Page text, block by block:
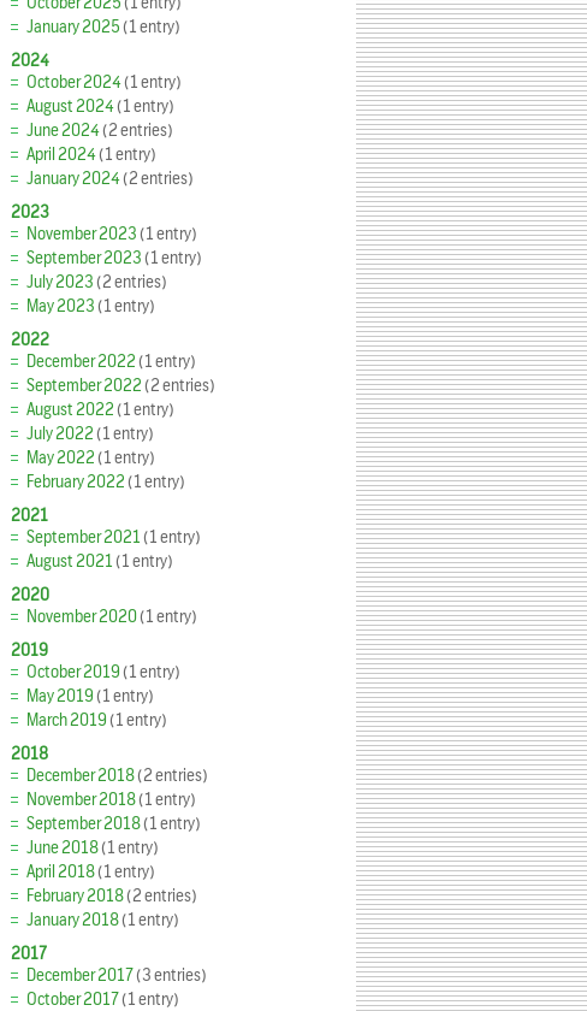
January 2025(1 entry)
2024
October 2024(1 entry)
August 2024(1 entry)
June 2024(2 entries)
April 2024(1 entry)
January 2024(2 entries)
2023
November 2023(1 entry)
September 2023(1 entry)
July 2023(2 entries)
May 2023(1 entry)
2022
December 2022(1 entry)
September 2022(2 entries)
August 2022(1 entry)
July 2022(1 entry)
May 2022(1 entry)
February 2022(1 entry)
2021
September 2021(1 entry)
August 2021(1 entry)
2020
November 2020(1 entry)
2019
October 2019(1 entry)
May 2019(1 entry)
March 2019(1 entry)
2018
December 2018(2 entries)
November 2018(1 entry)
September 2018(1 entry)
June 2018(1 entry)
April 2018(1 entry)
February 2018(2 entries)
January 2018(1 entry)
2017
December 2017(3 entries)
October 2017(1 entry)